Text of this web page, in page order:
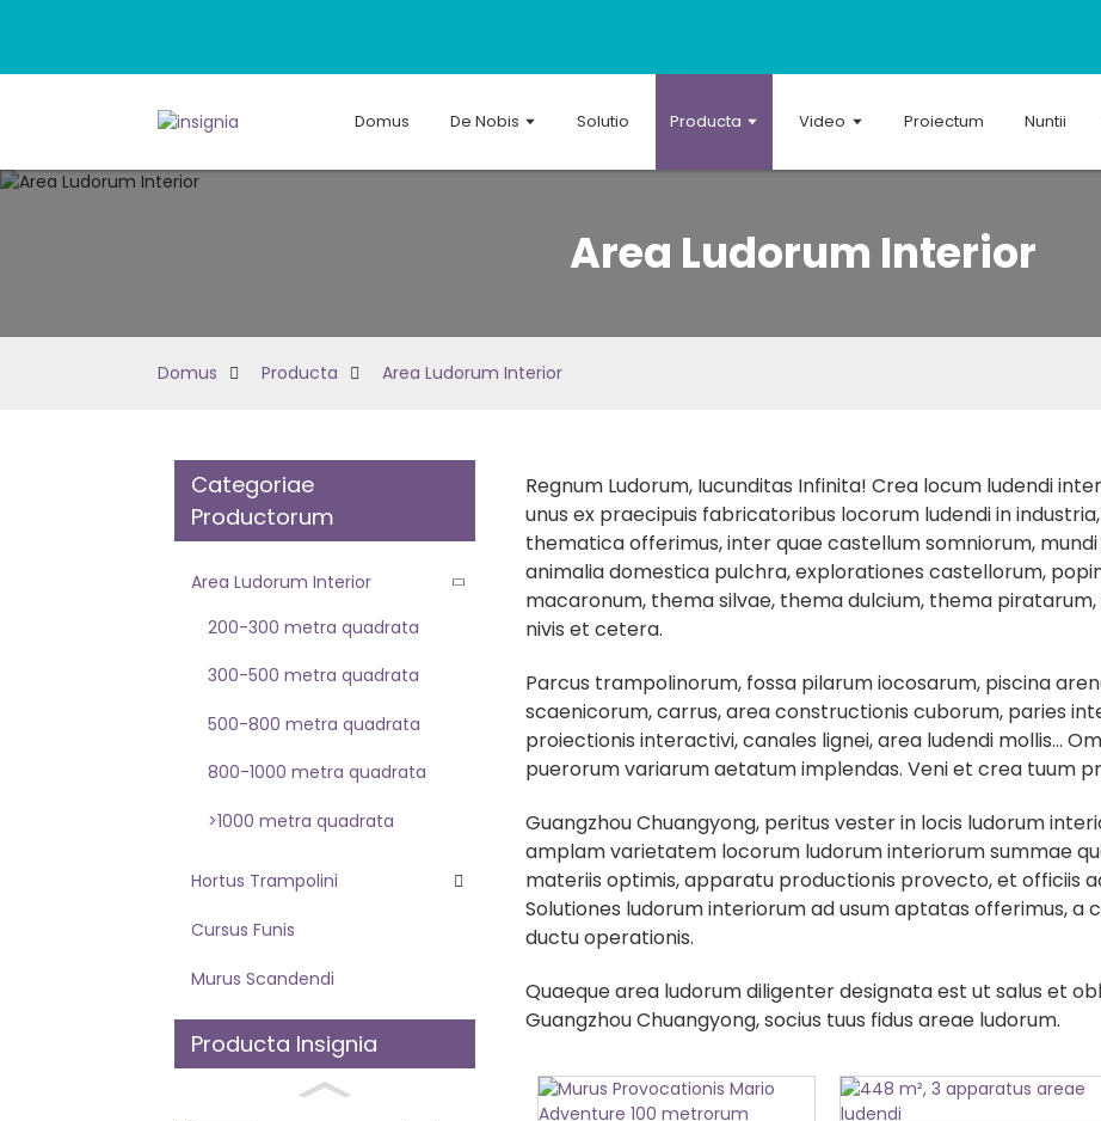
Domus De Nobis Solutio Producta Video Proiectum Nuntii
Area Ludorum Interior
Domus Producta Area Ludorum Interior
Categoriae
Productorum
Area Ludorum Interior
200-300 metra quadrata
300-500 metra quadrata
500-800 metra quadrata
800-1000 metra quadrata
>1000 metra quadrata
Hortus Trampolini
Cursus Funis
Murus Scandendi
Producta Insignia
Regnum Ludorum, Iucunditas Infinita! Crea locum ludendi
unus ex praecipuis fabricatoribus locorum ludendi in
thematica offerimus, inter quae castellum somniorum,
animalia domestica pulchra, explorationes castellorum,
macaronum, thema silvae, thema dulcium, thema
nivis et cetera.
Parcus trampolinorum, fossa pilarum iocosarum, piscina
scaenicorum, carrus, area constructionis cuborum, paries
proiectionis interactivi, canales lignei, area ludendi mollis...
puerorum variarum aetatum implendas. Veni et crea tuum
Guangzhou Chuangyong, peritus vester in locis ludorum
amplam varietatem locorum ludorum interiorum summae
materiis optimis, apparatu productionis provecto, et officiis
Solutiones ludorum interiorum ad usum aptatas offerimus, a
ductu operationis.
Quaeque area ludorum diligenter designata est ut salus et
Guangzhou Chuangyong, socius tuus fidus areae ludorum.